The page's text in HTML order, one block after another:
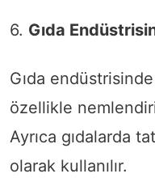
6. Gıda
Gıda
özellikle
Ayrıca gıdalarda
olarak kullanılır.